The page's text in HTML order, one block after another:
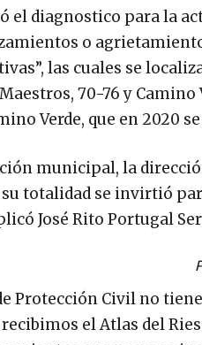
el diagnostico para la
o
las cuales se
70-76 y
Verde, que en 2020
municipal, la
totalidad se invirtió
José Rito Portugal
Protección Civil no
el Atlas del